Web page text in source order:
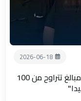
2026-06-18
شملت 250 عائلة: العتبة الحسينية توزع مبالغ تتراوح من 100